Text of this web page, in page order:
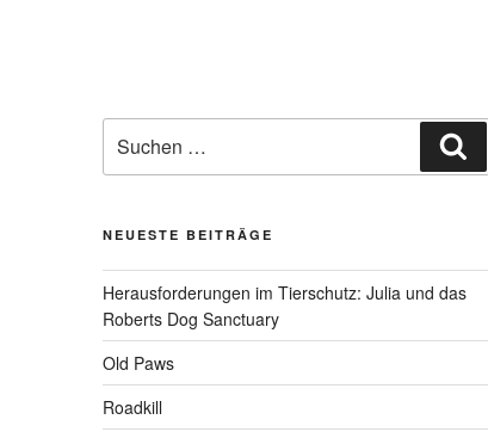
nach:
NEUESTE BEITRÄGE
Herausforderungen im Tierschutz: Julia und das
Roberts Dog Sanctuary
Old Paws
Roadkill